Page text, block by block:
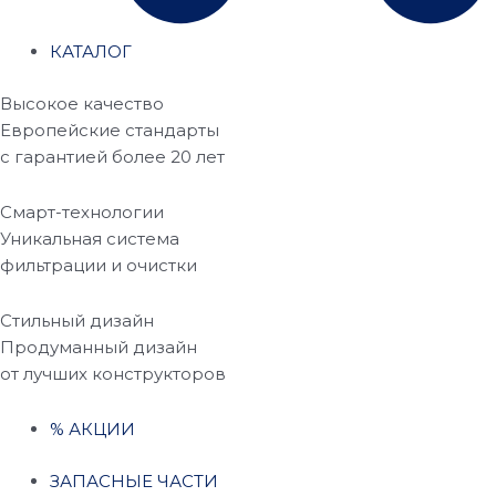
КАТАЛОГ
Высокое качество
Европейские стандарты
с гарантией более 20 лет
Смарт-технологии
Уникальная система
фильтрации и очистки
Стильный дизайн
Продуманный дизайн
от лучших конструкторов
% АКЦИИ
ЗАПАСНЫЕ ЧАСТИ